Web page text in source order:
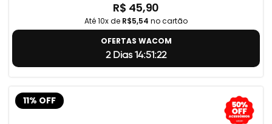
R$ 45,90
Até 10x de R$5,54 no cartão
OFERTAS WACOM
2 Dias 14:51:22
11% OFF